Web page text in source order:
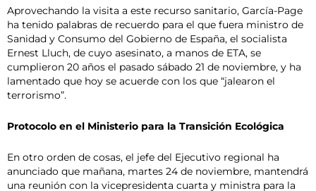
Aprovechando la visita a este recurso sanitario, García-Page
ha tenido palabras de recuerdo para el que fuera ministro de
Sanidad y Consumo del Gobierno de España, el socialista
Ernest Lluch, de cuyo asesinato, a manos de ETA, se
cumplieron 20 años el pasado sábado 21 de noviembre, y ha
lamentado que hoy se acuerde con los que “jalearon el
terrorismo”.
Protocolo en el Ministerio para la Transición Ecológica
En otro orden de cosas, el jefe del Ejecutivo regional ha
anunciado que mañana, martes 24 de noviembre, mantendrá
una reunión con la vicepresidenta cuarta y ministra para la